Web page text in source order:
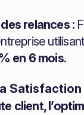
relances:
utilisant
en 6 mois.
client,